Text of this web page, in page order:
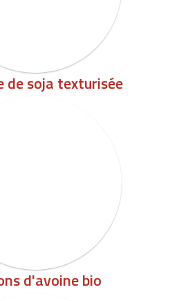
de soja texturisée
d'avoine bio